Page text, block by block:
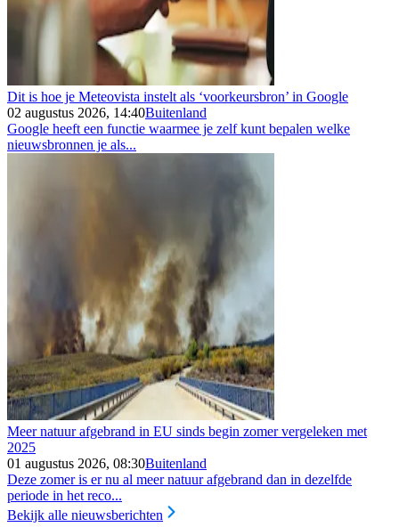
Dit is hoe je Meteovista instelt als ‘voorkeursbron’ in Google
02 augustus 2026, 14:40Buitenland
Google heeft een functie waarmee je zelf kunt bepalen welke
nieuwsbronnen je als...
Meer natuur afgebrand in EU sinds begin zomer vergeleken met
2025
01 augustus 2026, 08:30Buitenland
Deze zomer is er nu al meer natuur afgebrand dan in dezelfde
periode in het reco...
Bekijk alle nieuwsberichten